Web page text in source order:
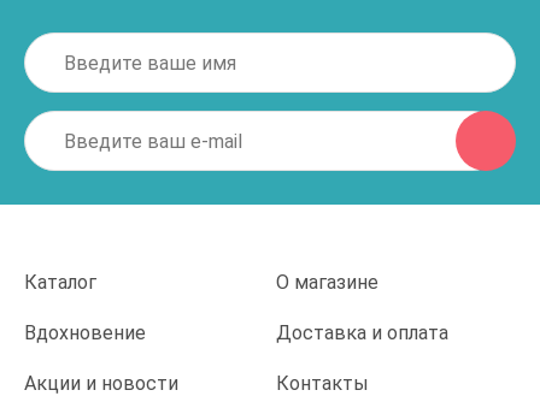
Каталог О магазине
Вдохновение Доставка и оплата
Акции и новости Контакты